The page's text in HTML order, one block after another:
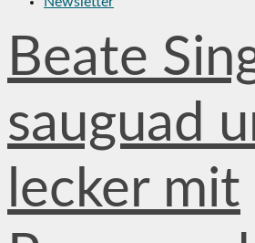
Beate
sauguad
lecker mit